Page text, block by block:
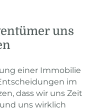
uns
einer Immobilie
im
dass wir uns Zeit
uns wirklich